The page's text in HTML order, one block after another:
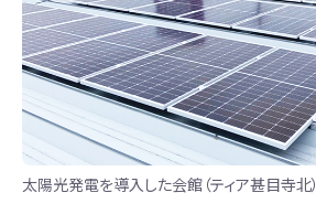
太陽光発電を導入した会館（ティア甚目寺北）